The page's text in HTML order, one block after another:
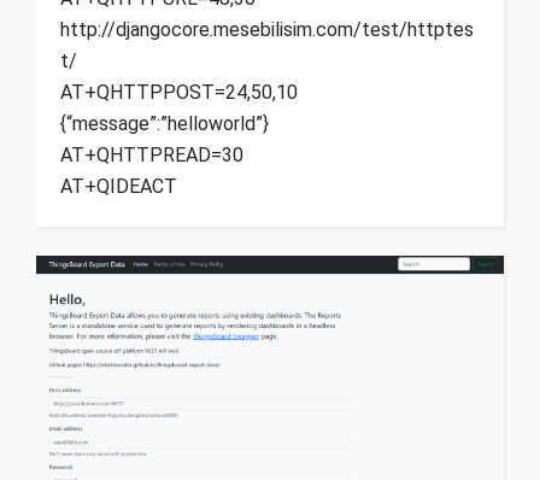
http://djangocore.mesebilisim.com/test/httptes
t/
AT+QHTTPPOST=24,50,10
{“message”:”helloworld”}
AT+QHTTPREAD=30
AT+QIDEACT